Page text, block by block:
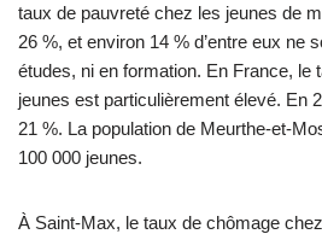
taux de pauvreté chez les jeunes de
26 %, et environ 14 % d’entre eux ne
études, ni en formation. En France, le
jeunes est particulièrement élevé. En
21 %. La population de Meurthe-et-
100 000 jeunes.
À Saint-Max, le taux de chômage